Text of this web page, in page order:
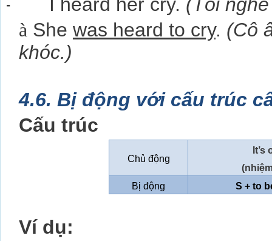
à She was heard to cry. (Cô
khóc.)
4.6. Bị động với cấu trúc
Cấu trúc
Chủ động
It’s
Bị động
S + to
Ví dụ: